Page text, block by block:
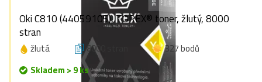
Oki C810 (44059105), TOREX® toner, žlutý, 8000
stran
žlutá 8000 stran
327 bodů
Skladem > 9 ks